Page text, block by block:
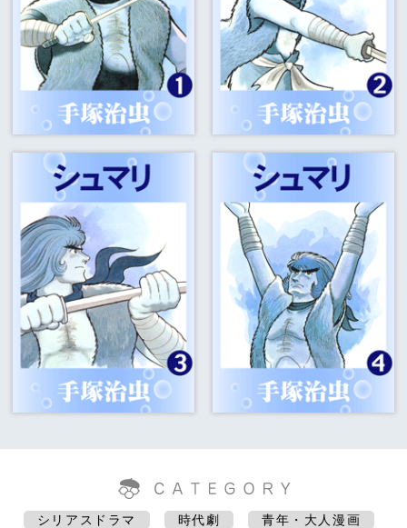
シリアスドラマ 時代劇 青年・大人漫画